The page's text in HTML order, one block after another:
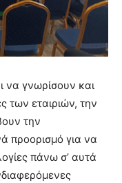
να γνωρίσουν και
των εταιριών, την
την
προορισμό για να
πάνω σ’ αυτά